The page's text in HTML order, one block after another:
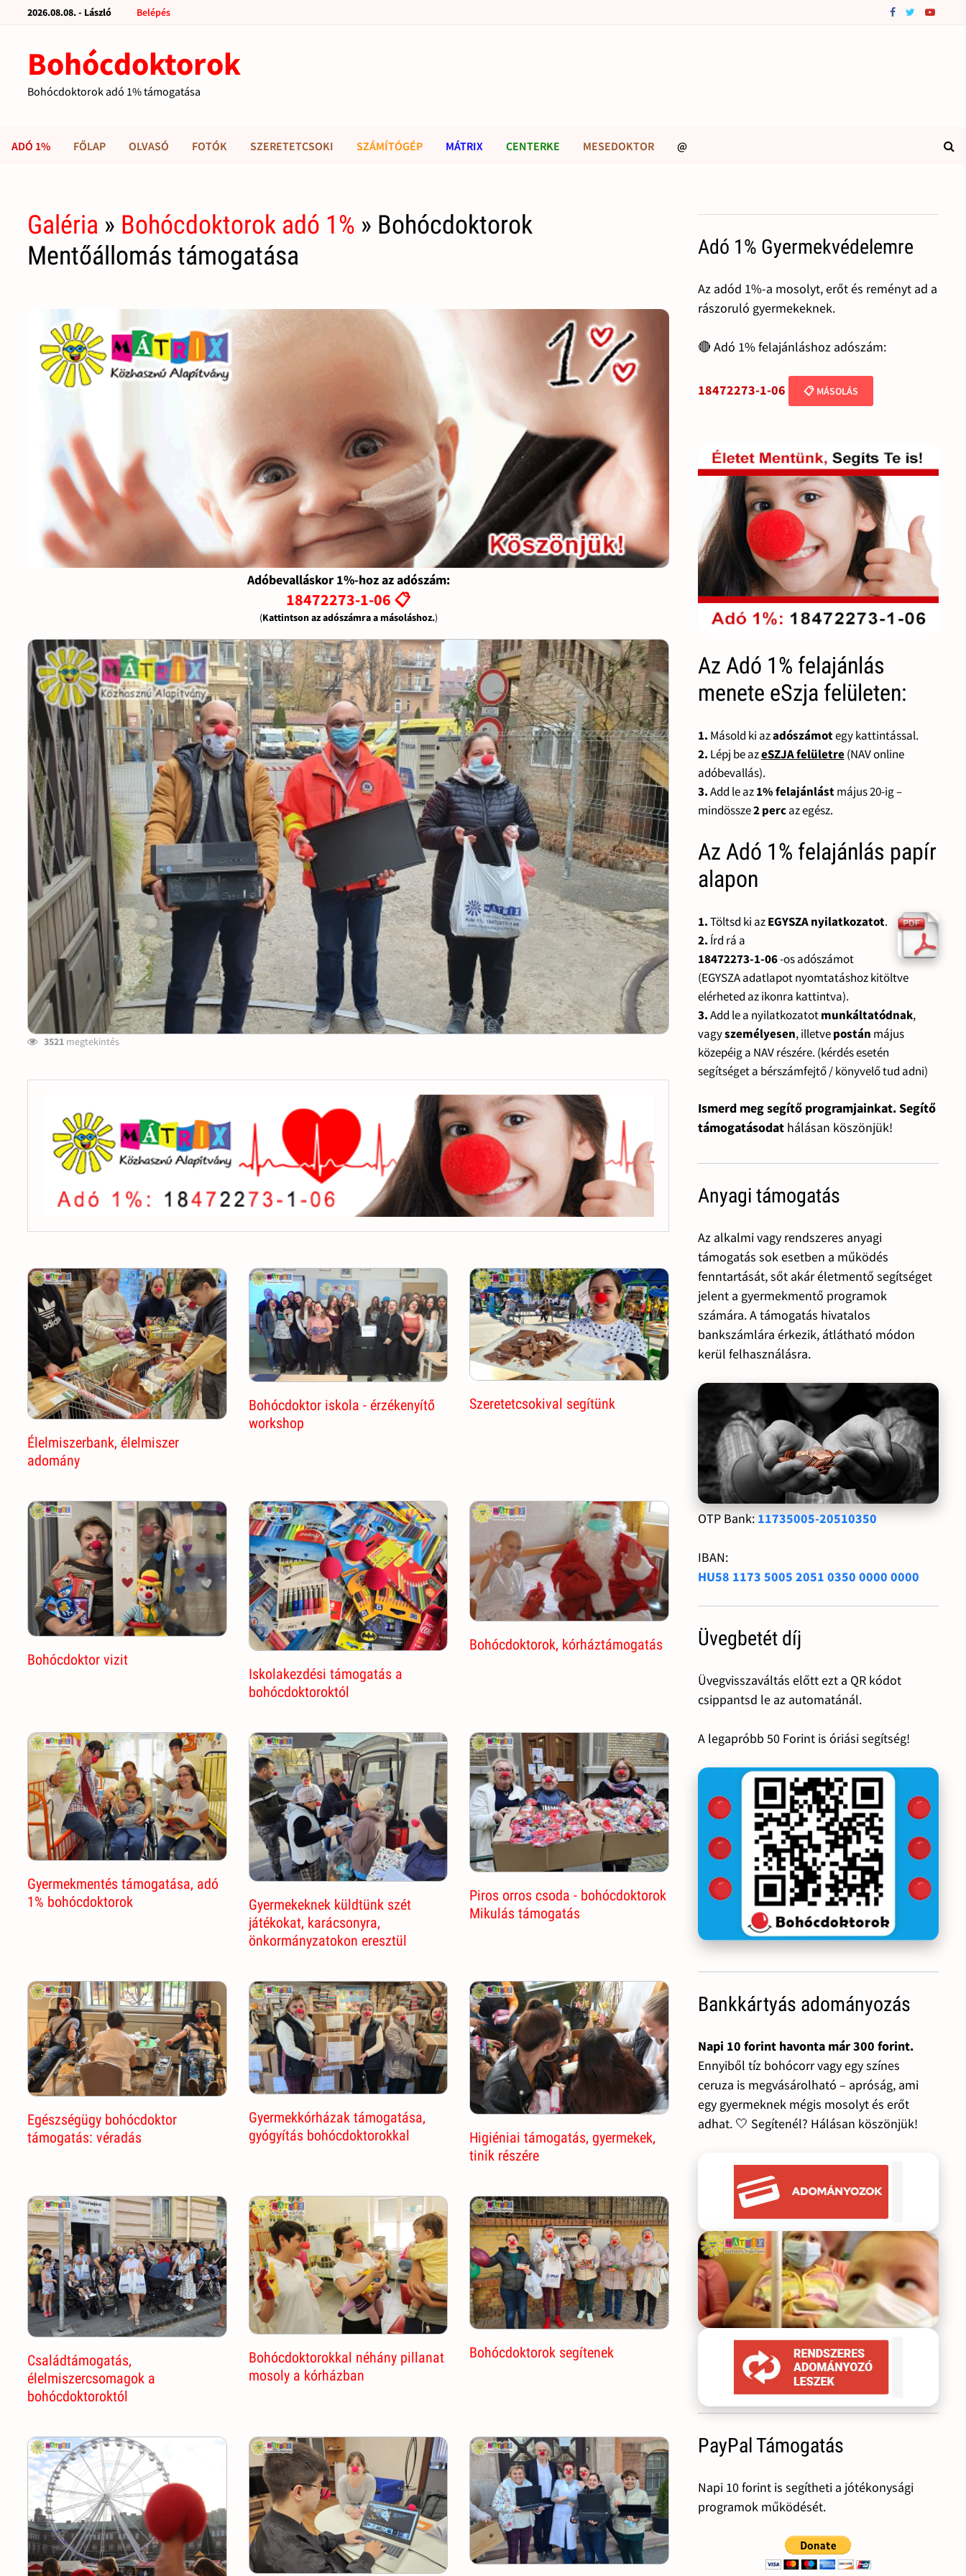
2026.08.08. - László Belépés
Bohócdoktorok
Bohócdoktorok adó 1% támogatása
ADÓ 1% FŐLAP OLVASÓ FOTÓK SZERETETCSOKI SZÁMÍTÓGÉP MÁTRIX CENTERKE MESEDOKTOR @
Galéria » Bohócdoktorok adó 1% » Bohócdoktorok
Mentőállomás támogatása
Adóbevalláskor 1%-hoz az adószám:
18472273-1-06 📋
(Kattintson az adószámra a másoláshoz.)
3521 megtekintés
Élelmiszerbank, élelmiszer
adomány
Bohócdoktor iskola - érzékenyítő
workshop
Szeretetcsokival segítünk
Bohócdoktor vizit
Iskolakezdési támogatás a
bohócdoktoroktól
Bohócdoktorok, kórháztámogatás
Gyermekmentés támogatása, adó
1% bohócdoktorok
Gyermekeknek küldtünk szét
játékokat, karácsonyra,
önkormányzatokon eresztül
Piros orros csoda - bohócdoktorok
Mikulás támogatás
Egészségügy bohócdoktor
támogatás: véradás
Gyermekkórházak támogatása,
gyógyítás bohócdoktorokkal
Higiéniai támogatás, gyermekek,
tinik részére
Családtámogatás,
élelmiszercsomagok a
bohócdoktoroktól
Bohócdoktorokkal néhány pillanat
mosoly a kórházban
Bohócdoktorok segítenek
Adó 1% Gyermekvédelemre
Az adód 1%-a mosolyt, erőt és reményt ad a
rászoruló gyermekeknek.
🔴 Adó 1% felajánláshoz adószám:
18472273-1-06 📋 MÁSOLÁS
Az Adó 1% felajánlás
menete eSzja felületen:
1. Másold ki azadószámotegy kattintással.
2. Lépj be azeSZJA felületre(NAV online
adóbevallás).
3.Add le az1% felajánlástmájus 20-ig –
mindössze2 percaz egész.
Az Adó 1% felajánlás papír
alapon
1.Töltsd ki azEGYSZA nyilatkozatot.
2. Írd rá a
18472273-1-06-os adószámot
(EGYSZA adatlapot nyomtatáshoz kitöltve
elérheted az ikonra kattintva).
3.Add le a nyilatkozatotmunkáltatódnak,
vagyszemélyesen, illetvepostán május
közepéig a NAV részére. (kérdés esetén
segítséget a bérszámfejtő / könyvelő tud adni)
Ismerd meg segítő programjainkat. Segítő
támogatásodat hálásan köszönjük!
Anyagi támogatás
Az alkalmi vagy rendszeres anyagi
támogatás sok esetben a működés
fenntartását, sőt akár életmentő segítséget
jelent a gyermekmentő programok
számára. A támogatás hivatalos
bankszámlára érkezik, átlátható módon
kerül felhasználásra.
OTP Bank: 11735005-20510350
IBAN:
HU58 1173 5005 2051 0350 0000 0000
Üvegbetét díj
Üvegvisszaváltás előtt ezt a QR kódot
csippantsd le az automatánál.
A legapróbb 50 Forint is óriási segítség!
Bankkártyás adományozás
Napi 10 forint havonta már 300 forint.
Ennyiből tíz bohócorr vagy egy színes
ceruza is megvásárolható – apróság, ami
egy gyermeknek mégis mosolyt és erőt
adhat. 🤍 Segítenél? Hálásan köszönjük!
PayPal Támogatás
Napi 10 forint is segítheti a jótékonysági
programok működését.